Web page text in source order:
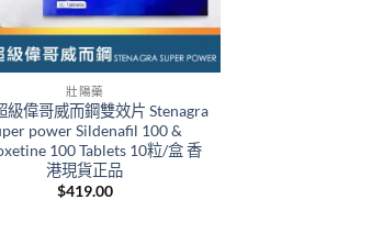
壯陽藥
級偉哥威而鋼雙效片 Stenagra
power Sildenafil 100 &
100 Tablets 10粒/盒 香
港現貨正品
$419.00